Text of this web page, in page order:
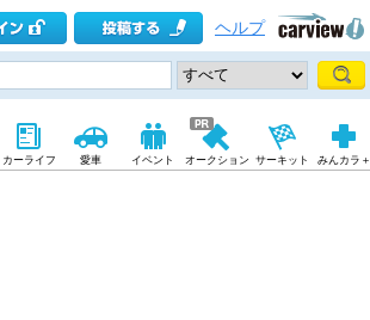
ヘルプ
カーライフ 愛車 イベント オークション サーキット みんカラ＋